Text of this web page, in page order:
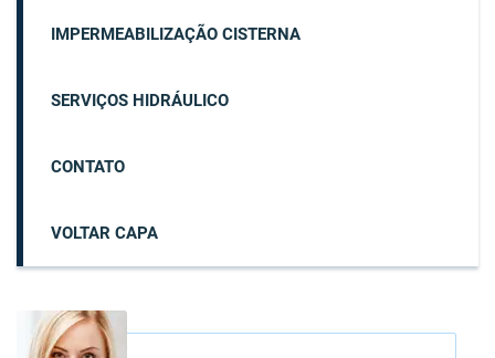
IMPERMEABILIZAÇÃO CISTERNA
SERVIÇOS HIDRÁULICO
CONTATO
VOLTAR CAPA